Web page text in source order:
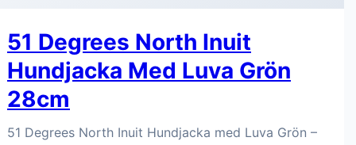
51 Degrees North Inuit
Hundjacka Med Luva Grön
28cm
51 Degrees North Inuit Hundjacka med Luva Grön –